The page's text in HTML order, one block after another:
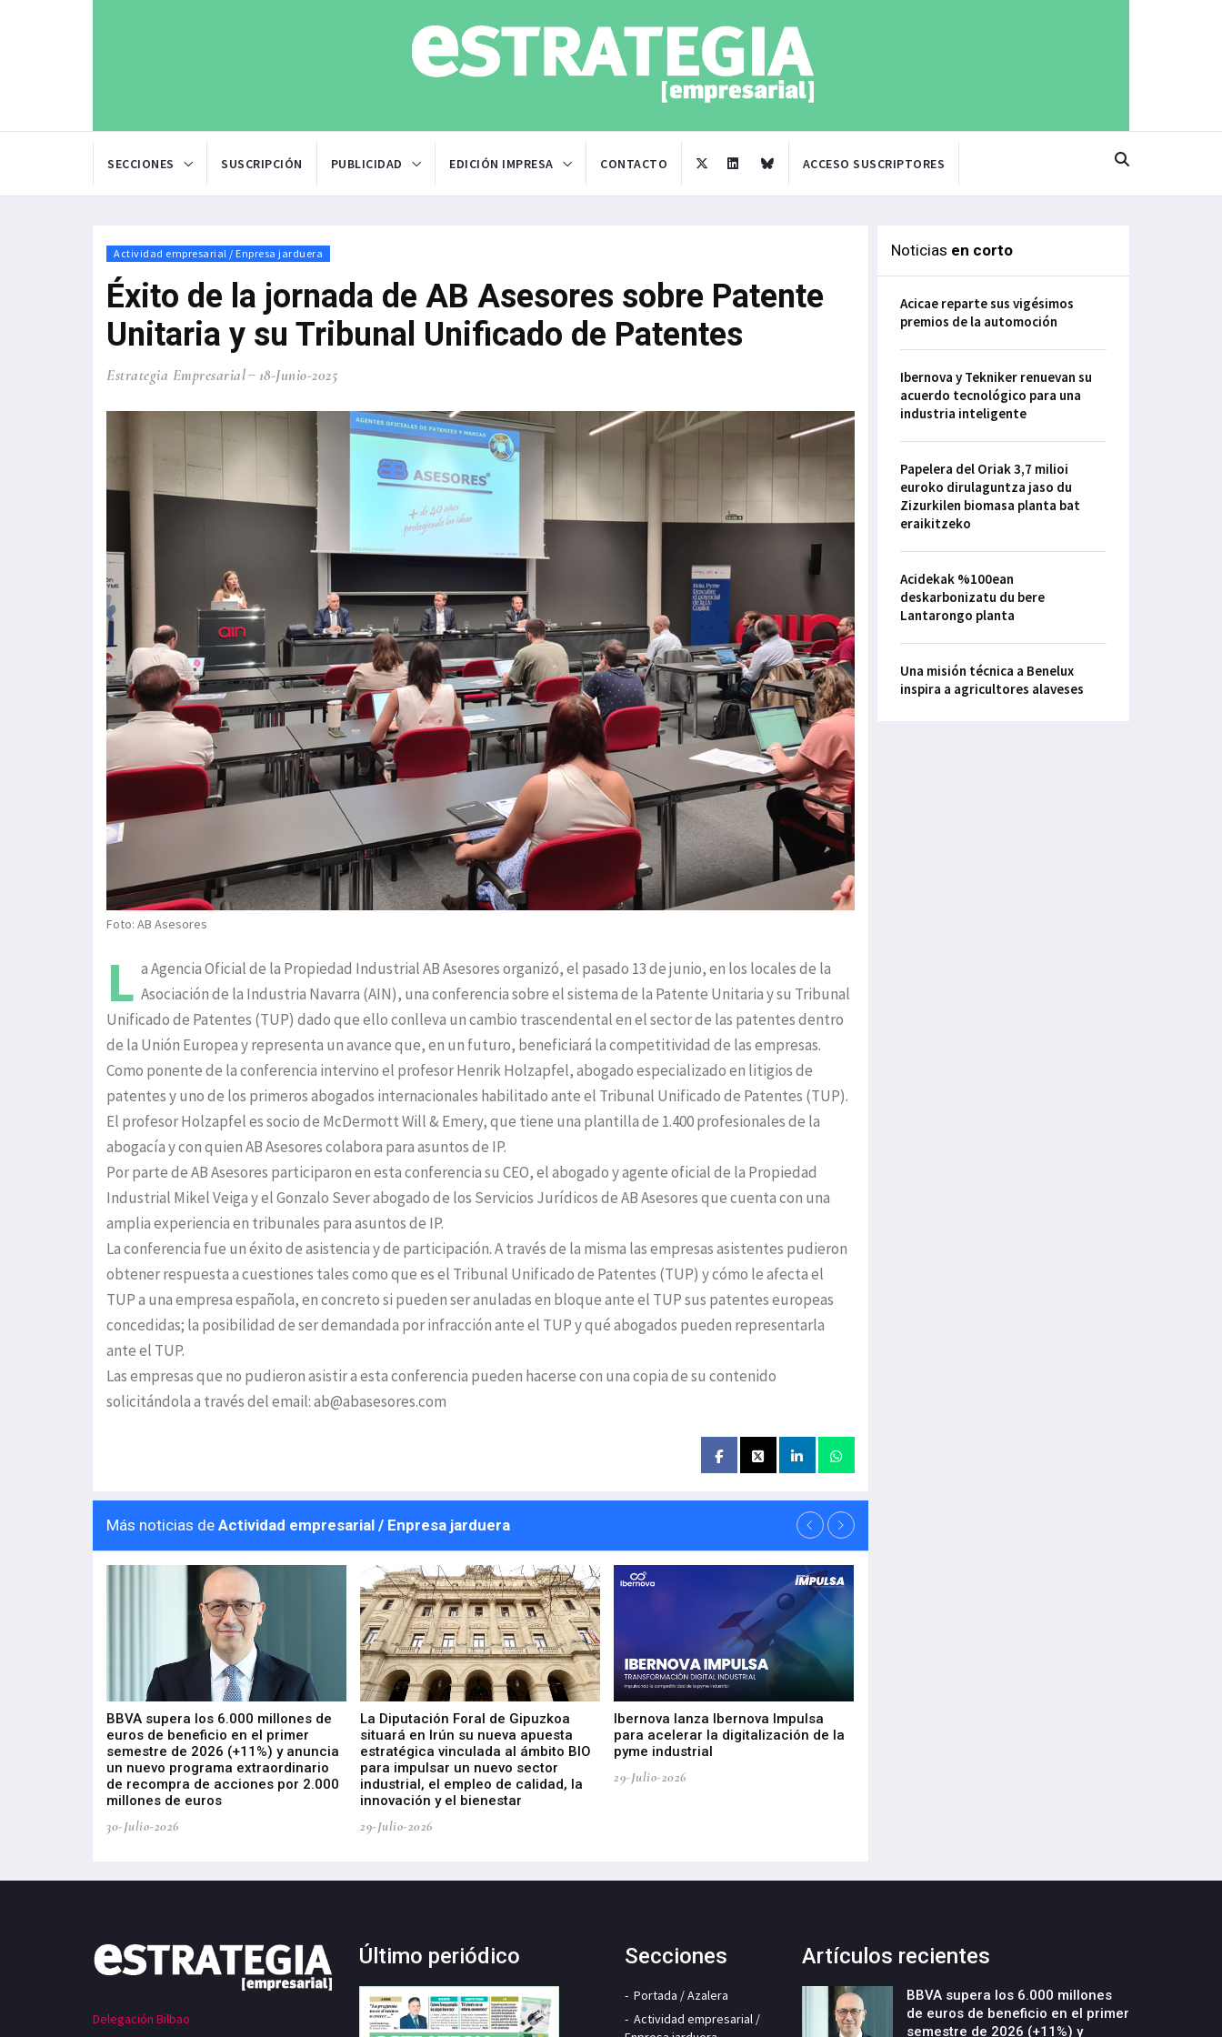
SECCIONES SUSCRIPCIÓN PUBLICIDAD EDICIÓN IMPRESA CONTACTO ACCESO SUSCRIPTORES
Actividad empresarial / Enpresa jarduera
Éxito de la jornada de AB Asesores sobre Patente
Unitaria y su Tribunal Unificado de Patentes
Estrategia Empresarial 18-Junio-2025
Foto: AB Asesores
L a Agencia Oficial de la Propiedad Industrial AB Asesores organizó, el pasado 13 de junio, en los locales de la
Asociación de la Industria Navarra (AIN), una conferencia sobre el sistema de la Patente Unitaria y su Tribunal
Unificado de Patentes (TUP) dado que ello conlleva un cambio trascendental en el sector de las patentes dentro
de la Unión Europea y representa un avance que, en un futuro, beneficiará la competitividad de las empresas.
Como ponente de la conferencia intervino el profesor Henrik Holzapfel, abogado especializado en litigios de
patentes y uno de los primeros abogados internacionales habilitado ante el Tribunal Unificado de Patentes (TUP).
El profesor Holzapfel es socio de McDermott Will & Emery, que tiene una plantilla de 1.400 profesionales de la
abogacía y con quien AB Asesores colabora para asuntos de IP.
Por parte de AB Asesores participaron en esta conferencia su CEO, el abogado y agente oficial de la Propiedad
Industrial Mikel Veiga y el Gonzalo Sever abogado de los Servicios Jurídicos de AB Asesores que cuenta con una
amplia experiencia en tribunales para asuntos de IP.
La conferencia fue un éxito de asistencia y de participación. A través de la misma las empresas asistentes pudieron
obtener respuesta a cuestiones tales como que es el Tribunal Unificado de Patentes (TUP) y cómo le afecta el
TUP a una empresa española, en concreto si pueden ser anuladas en bloque ante el TUP sus patentes europeas
concedidas; la posibilidad de ser demandada por infracción ante el TUP y qué abogados pueden representarla
ante el TUP.
Las empresas que no pudieron asistir a esta conferencia pueden hacerse con una copia de su contenido
solicitándola a través del email: ab@abasesores.com
Más noticias de Actividad empresarial / Enpresa jarduera
BBVA supera los 6.000 millones de
euros de beneficio en el primer
semestre de 2026 (+11%) y anuncia
un nuevo programa extraordinario
de recompra de acciones por 2.000
millones de euros
30-Julio-2026
La Diputación Foral de Gipuzkoa
situará en Irún su nueva apuesta
estratégica vinculada al ámbito BIO
para impulsar un nuevo sector
industrial, el empleo de calidad, la
innovación y el bienestar
29-Julio-2026
Ibernova lanza Ibernova Impulsa
para acelerar la digitalización de la
pyme industrial
29-Julio-2026
Noticias en corto
Acicae reparte sus vigésimos
premios de la automoción
Ibernova y Tekniker renuevan su
acuerdo tecnológico para una
industria inteligente
Papelera del Oriak 3,7 milioi
euroko dirulaguntza jaso du
Zizurkilen biomasa planta bat
eraikitzeko
Acidekak %100ean
deskarbonizatu du bere
Lantarongo planta
Una misión técnica a Benelux
inspira a agricultores alaveses
Delegación Bilbao
Último periódico Secciones
Portada / Azalera
Actividad empresarial /
Artículos recientes
BBVA supera los 6.000 millones
de euros de beneficio en el primer
semestre de 2026 (+11%) y